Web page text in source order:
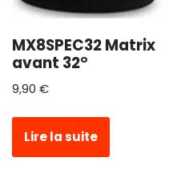
MX8SPEC32 Matrix
avant 32°
9,90 €
Lire la suite